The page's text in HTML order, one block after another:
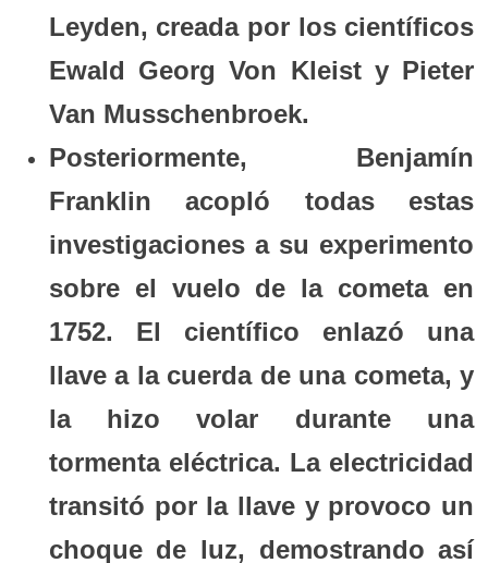
Leyden, creada por los científicos
Ewald Georg Von Kleist y Pieter
Van Musschenbroek.
Posteriormente, Benjamín
Franklin acopló todas estas
investigaciones a su experimento
sobre el vuelo de la cometa en
1752. El científico enlazó una
llave a la cuerda de una cometa, y
la hizo volar durante una
tormenta eléctrica. La electricidad
transitó por la llave y provoco un
choque de luz, demostrando así